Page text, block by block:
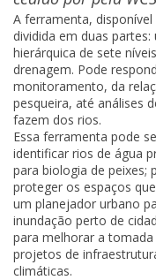
A ferramenta,
dividida em duas
hierárquica de sete
drenagem. Pode
monitoramento, da
pesqueira, até análises
fazem dos rios.
Essa ferramenta pode
identificar rios de água
para biologia de peixes;
proteger os espaços
um planejador urbano
inundação perto de
para melhorar a
projetos de
climáticas.